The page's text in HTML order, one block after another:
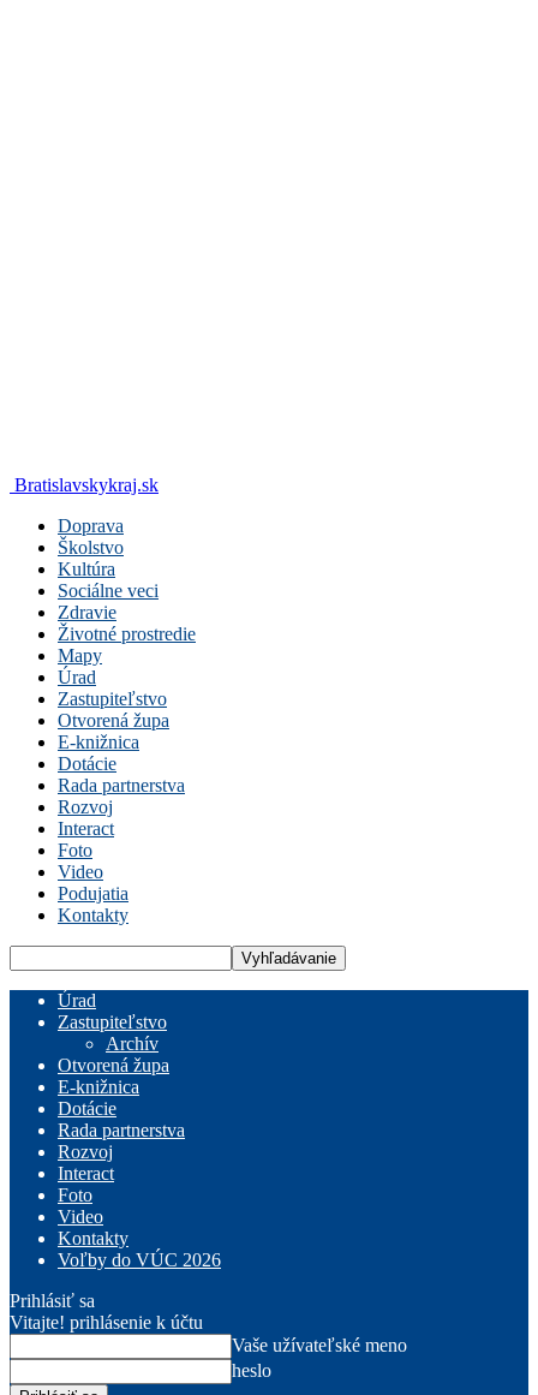
Bratislavskykraj.sk
Doprava
Školstvo
Kultúra
Sociálne veci
Zdravie
Životné prostredie
Mapy
Úrad
Zastupiteľstvo
Otvorená župa
E-knižnica
Dotácie
Rada partnerstva
Rozvoj
Interact
Foto
Video
Podujatia
Kontakty
Úrad
Zastupiteľstvo
Archív
Otvorená župa
E-knižnica
Dotácie
Rada partnerstva
Rozvoj
Interact
Foto
Video
Kontakty
Voľby do VÚC 2026
Prihlásiť sa
Vitajte! prihlásenie k účtu
Vaše užívateľské meno
heslo